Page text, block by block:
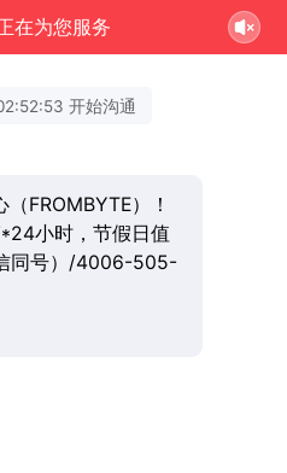
在为您服务
开始沟通
FROMBYTE）！
小时，节假日值
同号）/4006-505-